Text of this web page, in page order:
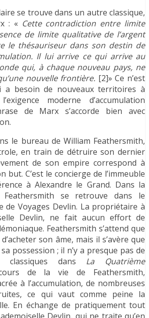
se trouve dans un autre classique,
: « Cette contradiction entre limite
de limite qualitative de l’argent
le thésauriseur dans son destin de
Il lui arrive ce qui arrive au
qui, à chaque nouveau pays, ne
nouvelle frontière. [2]» Ce n’est
a besoin de nouveaux territoires à
moderne d’accumulation
de Marx s’accorde bien avec
le bureau de William Feathersmith,
en train de détruire son dernier
de son empire correspond à
but. C’est le concierge de l’immeuble
à Alexandre le Grand. Dans la
Feathersmith se retrouve dans le
de Voyages Devlin. La propriétaire à
Devlin, ne fait aucun effort de
Feathersmith s’attend que
son âme, mais il s’avère que
possession ; il n’y a presque pas de
classiques dans La Quatrième
de la vie de Feathersmith,
à l’accumulation, de nombreuses
ce qui vaut comme peine la
En échange de pratiquement tout